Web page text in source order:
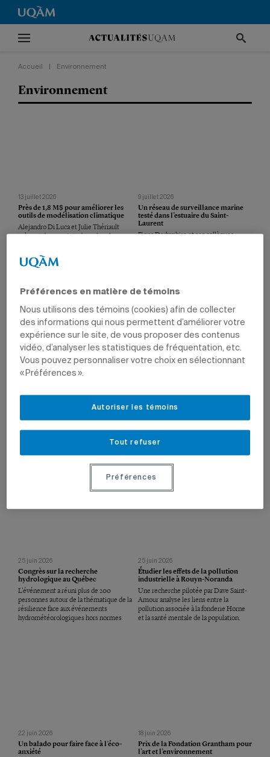
Accueil Environnement
Environnement
13 juillet 2026
Près de 1,8 M$ pour améliorer les
outils de modélisation climatique
Alejandro Di Luca et Julie Thériault
mènent deux projets de recherche sur
9 juillet 2026
Un réseau de surveillance marine
testé dans l’estuaire du Saint-
Laurent
Fiona Darbyshire et ses collègues
vertes
Les publications proposent des
biodiversité prend son temps
Le professeur émérite Yves Bergeron
Nature Sustainability.
25 juin 2026
Congrès sur la recherche
hydrologique au Québec
L’événement a réuni plus de 200
personnes autour de la thématique de la
résilience face aux événements
hydrométéorologiques hors normes.
25 juin 2026
Étudier les effets de la pollution
industrielle à Rouyn-Noranda
Une recherche pilotée par Dave Saint-
Amour analyse les liens entre la
pollution associée à la fonderie Horne
et la santé mentale de la population.
22 juin 2026
Un balado pour faire face à l’éco-
anxiété
18 juin 2026
Prix de la Fondation Grantham pour
l’art et l’environnement
Préférences en matière de témoins
Nous utilisons des témoins (cookies) afin de collecter
des informations qui nous permettent d’améliorer votre
expérience sur le site, de vous proposer des contenus
vidéo, d’analyser les statistiques de fréquentation, etc.
Vous pouvez personnaliser votre choix en sélectionnant
« Préférences ».
Tout refuser
Autoriser les témoins
Préférences